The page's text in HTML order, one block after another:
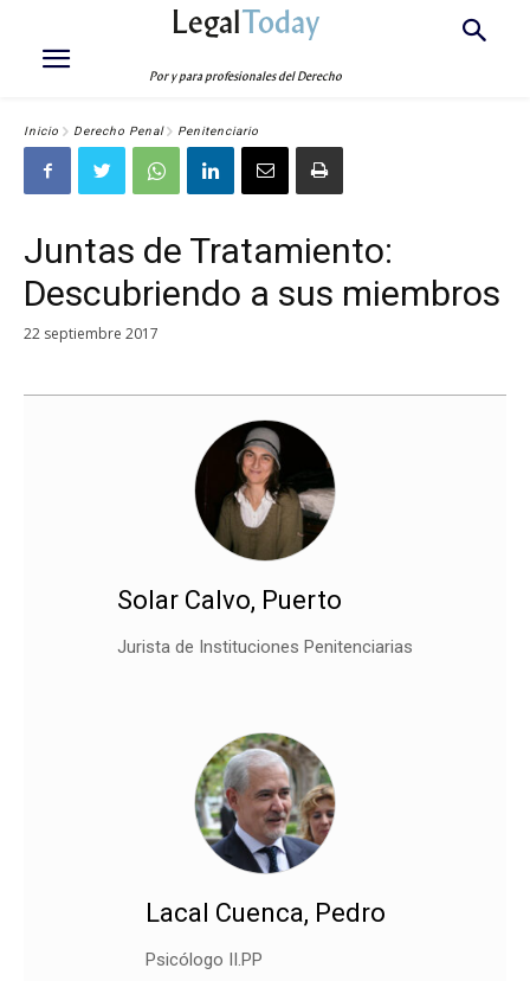
LegalToday
Por y para profesionales del Derecho
Inicio Derecho Penal Penitenciario
Juntas de Tratamiento:
Descubriendo a sus miembros
22 septiembre 2017
Solar Calvo, Puerto
Jurista de Instituciones Penitenciarias
Lacal Cuenca, Pedro
Psicólogo II.PP